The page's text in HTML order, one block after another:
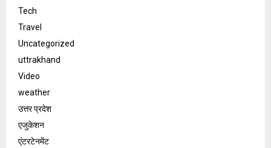
Tech
Travel
Uncategorized
uttrakhand
Video
weather
उत्तर प्रदेश
एजुकेशन
एंटरटेनमेंट